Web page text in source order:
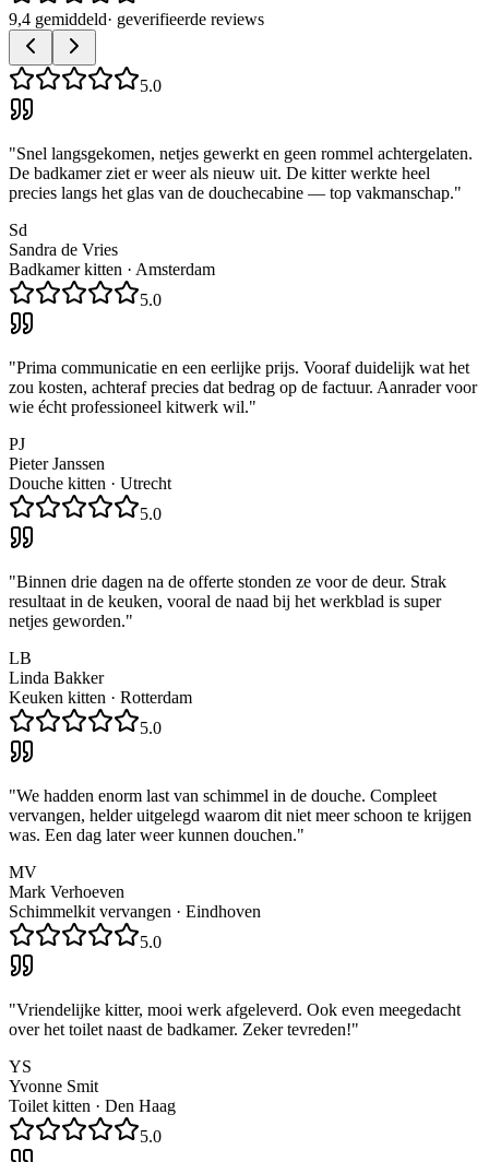
9,4 gemiddeld· geverifieerde reviews
5.0
"Snel langsgekomen, netjes gewerkt en geen rommel achtergelaten.
De badkamer ziet er weer als nieuw uit. De kitter werkte heel
precies langs het glas van de douchecabine — top vakmanschap."
Sd
Sandra de Vries
Badkamer kitten · Amsterdam
5.0
"Prima communicatie en een eerlijke prijs. Vooraf duidelijk wat het
zou kosten, achteraf precies dat bedrag op de factuur. Aanrader voor
wie écht professioneel kitwerk wil."
PJ
Pieter Janssen
Douche kitten · Utrecht
5.0
"Binnen drie dagen na de offerte stonden ze voor de deur. Strak
resultaat in de keuken, vooral de naad bij het werkblad is super
netjes geworden."
LB
Linda Bakker
Keuken kitten · Rotterdam
5.0
"We hadden enorm last van schimmel in de douche. Compleet
vervangen, helder uitgelegd waarom dit niet meer schoon te krijgen
was. Een dag later weer kunnen douchen."
MV
Mark Verhoeven
Schimmelkit vervangen · Eindhoven
5.0
"Vriendelijke kitter, mooi werk afgeleverd. Ook even meegedacht
over het toilet naast de badkamer. Zeker tevreden!"
YS
Yvonne Smit
Toilet kitten · Den Haag
5.0